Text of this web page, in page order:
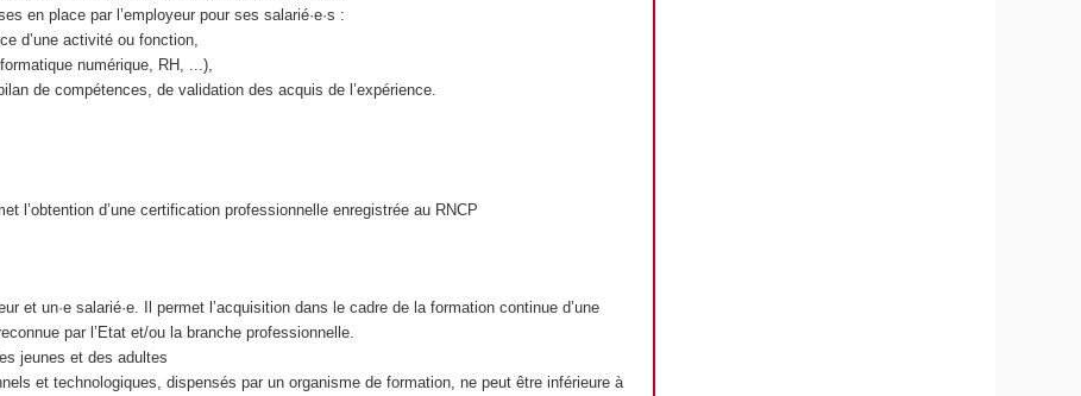
en place par l’employeur pour ses salarié·e·s :
d’une activité ou fonction,
numérique, RH, ...),
de compétences, de validation des acquis de l’expérience.
l’obtention d’une certification professionnelle enregistrée au RNCP
et un·e salarié·e. Il permet l’acquisition dans le cadre de la formation continue d’une
par l’Etat et/ou la branche professionnelle.
jeunes et des adultes
et technologiques, dispensés par un organisme de formation, ne peut être inférieure à